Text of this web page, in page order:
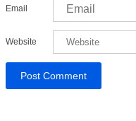
Email
Website